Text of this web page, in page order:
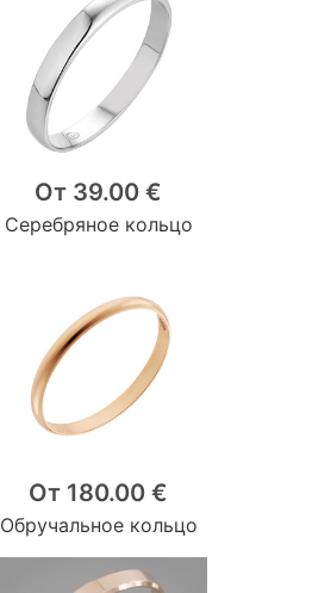
От 39.00 €
Серебряное кольцо
От 180.00 €
Обручальное кольцо